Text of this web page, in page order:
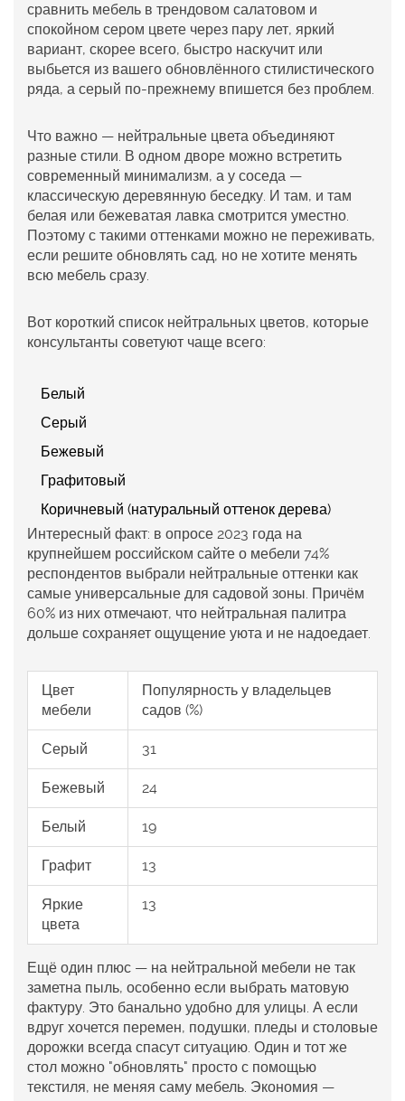
сравнить мебель в трендовом салатовом и
спокойном сером цвете через пару лет, яркий
вариант, скорее всего, быстро наскучит или
выбьется из вашего обновлённого стилистического
ряда, а серый по-прежнему впишется без проблем.
Что важно — нейтральные цвета объединяют
разные стили. В одном дворе можно встретить
современный минимализм, а у соседа —
классическую деревянную беседку. И там, и там
белая или бежеватая лавка смотрится уместно.
Поэтому с такими оттенками можно не переживать,
если решите обновлять сад, но не хотите менять
всю мебель сразу.
Вот короткий список нейтральных цветов, которые
консультанты советуют чаще всего:
Белый
Серый
Бежевый
Графитовый
Коричневый (натуральный оттенок дерева)
Интересный факт: в опросе 2023 года на
крупнейшем российском сайте о мебели 74%
респондентов выбрали нейтральные оттенки как
самые универсальные для садовой зоны. Причём
60% из них отмечают, что нейтральная палитра
дольше сохраняет ощущение уюта и не надоедает.
Цвет
мебели
Популярность у владельцев
садов (%)
Серый 31
Бежевый 24
Белый 19
Графит 13
Яркие
цвета
13
Ещё один плюс — на нейтральной мебели не так
заметна пыль, особенно если выбрать матовую
фактуру. Это банально удобно для улицы. А если
вдруг хочется перемен, подушки, пледы и столовые
дорожки всегда спасут ситуацию. Один и тот же
стол можно "обновлять" просто с помощью
текстиля, не меняя саму мебель. Экономия —